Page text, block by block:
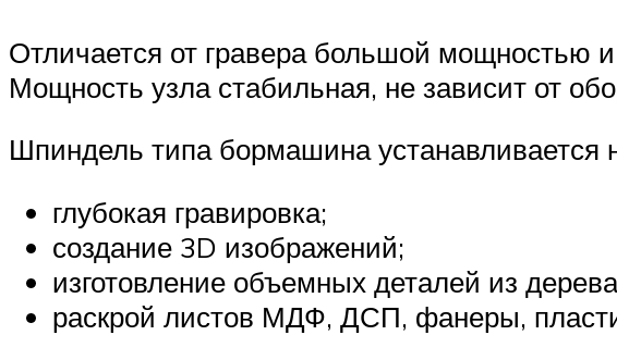
Отличается от гравера большой мощностью
Мощность узла стабильная, не зависит от
Шпиндель типа бормашина устанавливается
глубокая гравировка;
создание 3D изображений;
изготовление объемных деталей из
раскрой листов МДФ, ДСП, фанеры,